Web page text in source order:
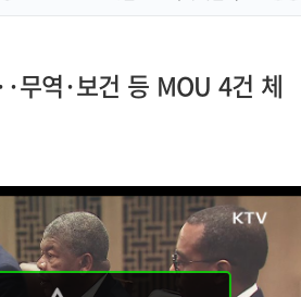
무역·보건 등 MOU 4건 체